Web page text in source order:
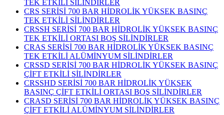
TEK ETKİLİ SİLİNDİRLER
CRS SERİSİ 700 BAR HİDROLİK YÜKSEK BASINÇ
TEK ETKİLİ SİLİNDİRLER
CRSSH SERİSİ 700 BAR HİDROLİK YÜKSEK BASINÇ
TEK ETKİLİ ORTASI BOŞ SİLİNDİRLER
CRAS SERİSİ 700 BAR HİDROLİK YÜKSEK BASINÇ
TEK ETKİLİ ALÜMİNYUM SİLİNDİRLER
CRSSD SERİSİ 700 BAR HİDROLİK YÜKSEK BASINÇ
ÇİFT ETKİLİ SİLİNDİRLER
CRSSHD SERİSİ 700 BAR HİDROLİK YÜKSEK
BASINÇ ÇİFT ETKİLİ ORTASI BOŞ SİLİNDİRLER
CRASD SERİSİ 700 BAR HİDROLİK YÜKSEK BASINÇ
ÇİFT ETKİLİ ALÜMİNYUM SİLİNDİRLER